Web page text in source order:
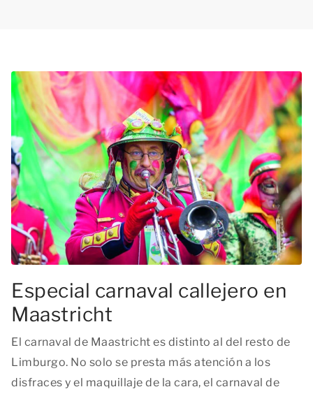
Especial carnaval callejero en
Maastricht
El carnaval de Maastricht es distinto al del resto de
Limburgo. No solo se presta más atención a los
disfraces y el maquillaje de la cara, el carnaval de